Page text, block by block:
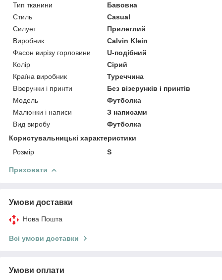
Тип тканини
Бавовна
Стиль
Casual
Силует
Прилеглий
Виробник
Calvin Klein
Фасон вирізу горловини
U-подібний
Колір
Сірий
Країна виробник
Туреччина
Візерунки і принти
Без візерунків і принтів
Модель
Футболка
Малюнки і написи
З написами
Вид виробу
Футболка
Користувальницькі характеристики
Розмір
S
Приховати
Умови доставки
Нова Пошта
Всі умови доставки
Умови оплати